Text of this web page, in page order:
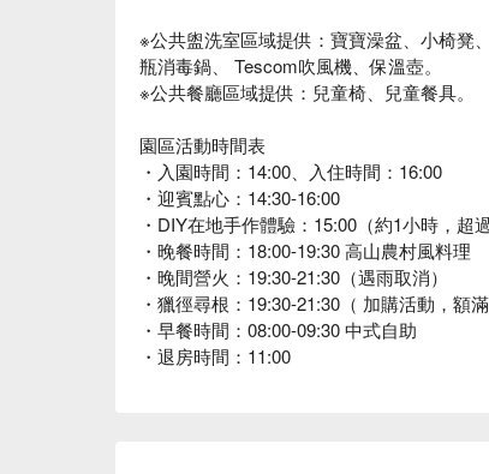
※公共盥洗室區域提供：寶寶澡盆、小椅凳
瓶消毒鍋、 Tescom吹風機、保溫壺。
※公共餐廳區域提供：兒童椅、兒童餐具。
園區活動時間表
・入園時間：14:00、入住時間：16:00
・迎賓點心：14:30-16:00
・DIY在地手作體驗：15:00（約1小時，超
・晚餐時間：18:00-19:30 高山農村風料理
・晚間營火：19:30-21:30（遇雨取消）
・獵徑尋根：19:30-21:30（ 加購活動，額滿
・早餐時間：08:00-09:30 中式自助
・退房時間：11:00